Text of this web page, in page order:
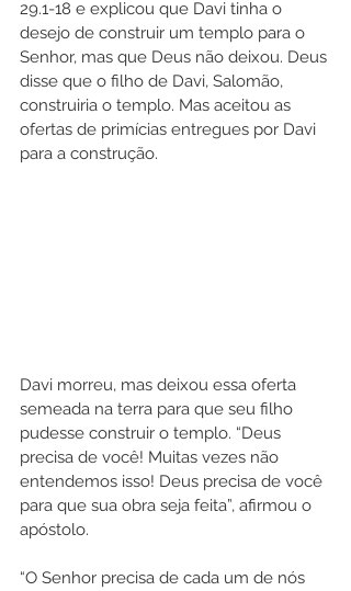
29.1-18 e explicou que Davi tinha o
desejo de construir um templo para o
Senhor, mas que Deus não deixou. Deus
disse que o filho de Davi, Salomão,
construiria o templo. Mas aceitou as
ofertas de primícias entregues por Davi
para a construção.
Davi morreu, mas deixou essa oferta
semeada na terra para que seu filho
pudesse construir o templo. “Deus
precisa de você! Muitas vezes não
entendemos isso! Deus precisa de você
para que sua obra seja feita”, afirmou o
apóstolo.
“O Senhor precisa de cada um de nós